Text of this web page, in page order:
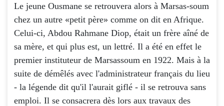
Le jeune Ousmane se retrouvera alors à Marsas-soum
chez un autre «petit père» comme on dit en Afrique.
Celui-ci, Abdou Rahmane Diop, était un frère aîné de
sa mère, et qui plus est, un lettré. Il a été en effet le
premier instituteur de Marsassoum en 1922. Mais à la
suite de démêlés avec l'administrateur français du lieu
- la légende dit qu'il l'aurait giflé - il se retrouva sans
emploi. Il se consacrera dès lors aux travaux des